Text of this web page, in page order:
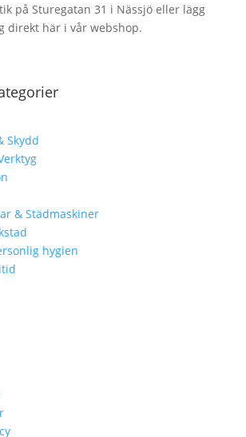
på Sturegatan 31 i Nässjö eller lägg
direkt här i vår webshop.
Skydd
& Städmaskiner
hygien